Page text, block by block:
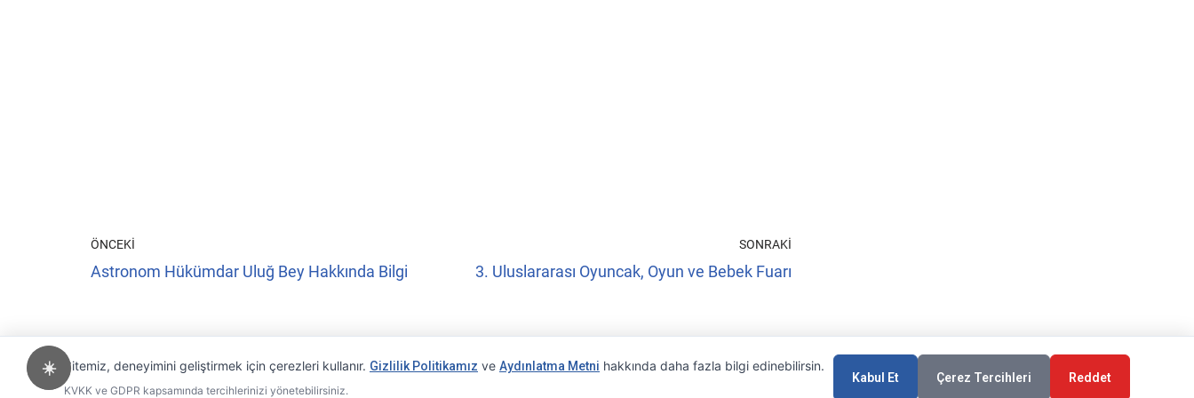
☀️
ÖNCEKI
Astronom Hükümdar Uluğ Bey Hakkında Bilgi
SONRAKI
3. Uluslararası Oyuncak, Oyun ve Bebek Fuarı
Sitemiz, deneyimini geliştirmek için çerezleri kullanır. Gizlilik Politikamız ve Aydınlatma Metni hakkında daha fazla bilgi edinebilirsin.
KVKK ve GDPR kapsamında tercihlerinizi yönetebilirsiniz.
Kabul Et Çerez Tercihleri Reddet